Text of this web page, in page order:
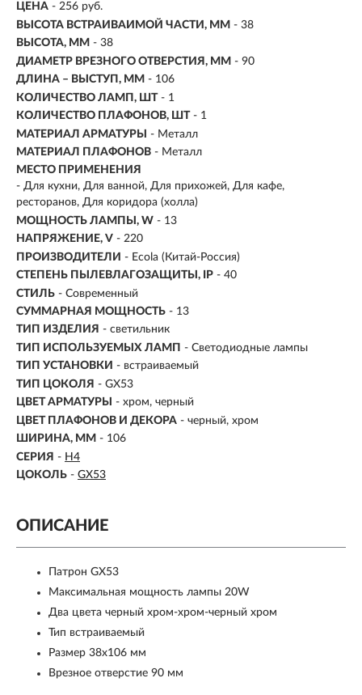
ЦЕНА - 256 руб.
ВЫСОТА ВСТРАИВАИМОЙ ЧАСТИ, ММ - 38
ВЫСОТА, ММ - 38
ДИАМЕТР ВРЕЗНОГО ОТВЕРСТИЯ, ММ - 90
ДЛИНА – ВЫСТУП, ММ - 106
КОЛИЧЕСТВО ЛАМП, ШТ - 1
КОЛИЧЕСТВО ПЛАФОНОВ, ШТ - 1
МАТЕРИАЛ АРМАТУРЫ
- Металл
МАТЕРИАЛ ПЛАФОНОВ - Металл
МЕСТО ПРИМЕНЕНИЯ
- Для кухни, Для ванной, Для прихожей, Для кафе,
ресторанов, Для коридора (холла)
МОЩНОСТЬ ЛАМПЫ, W - 13
НАПРЯЖЕНИЕ, V - 220
ПРОИЗВОДИТЕЛИ - Ecola (Китай-Россия)
СТЕПЕНЬ ПЫЛЕВЛАГОЗАЩИТЫ, IP - 40
СТИЛЬ - Современный
СУММАРНАЯ МОЩНОСТЬ - 13
ТИП ИЗДЕЛИЯ - светильник
ТИП ИСПОЛЬЗУЕМЫХ ЛАМП - Светодиодные лампы
ТИП УСТАНОВКИ - встраиваемый
ТИП ЦОКОЛЯ - GX53
ЦВЕТ АРМАТУРЫ
- хром, черный
ЦВЕТ ПЛАФОНОВ И ДЕКОРА - черный, хром
ШИРИНА, ММ - 106
СЕРИЯ - H4
ЦОКОЛЬ - GX53
ОПИСАНИЕ
Патрон GX53
Максимальная мощность лампы 20W
Два цвета черный хром-хром-черный хром
Тип встраиваемый
Размер 38x106 мм
Врезное отверстие 90 мм